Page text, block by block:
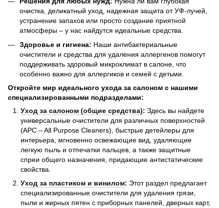
очистка, деликатный уход, надежная защита от УФ-лучей,
устранение запахов или просто создание приятной
атмосферы – у нас найдутся идеальные средства.
Здоровье и гигиена: Наши антибактериальные
очистители и средства для удаления аллергенов помогут
поддерживать здоровый микроклимат в салоне, что
особенно важно для аллергиков и семей с детьми.
Откройте мир идеального ухода за салоном с нашими
специализированными подразделами:
Уход за салоном (общие средства): Здесь вы найдете
универсальные очистители для различных поверхностей
(APC – All Purpose Cleaners), быстрые детейлеры для
интерьера, мгновенно освежающие вид, удаляющие
легкую пыль и отпечатки пальцев, а также защитные
спреи общего назначения, придающие антистатические
свойства.
Уход за пластиком и винилом: Этот раздел предлагает
специализированные очистители для удаления грязи,
пыли и жирных пятен с приборных панелей, дверных карт,